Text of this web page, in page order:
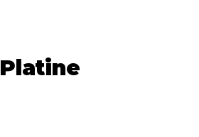
Platine